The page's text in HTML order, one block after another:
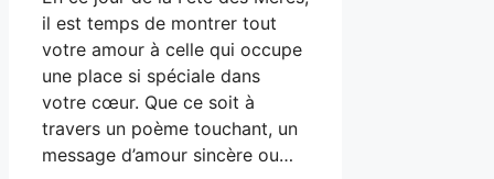
il est temps de montrer tout
votre amour à celle qui occupe
une place si spéciale dans
votre cœur. Que ce soit à
travers un poème touchant, un
message d’amour sincère ou…